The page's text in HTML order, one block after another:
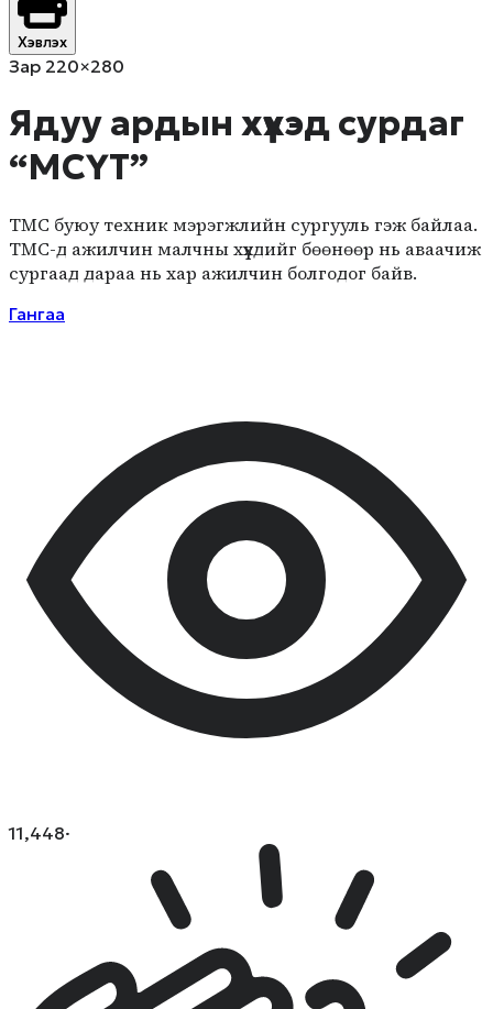
Хэвлэх
Зар 220×280
Ядуу ардын хүүхэд сурдаг
“МСҮТ”
ТМС буюу техник мэрэгжлийн сургууль гэж байлаа.
ТМС-д ажилчин малчны хүүхдийг бөөнөөр нь аваачиж
сургаад дараа нь хар ажилчин болгодог байв.
Гангаа
11,448·